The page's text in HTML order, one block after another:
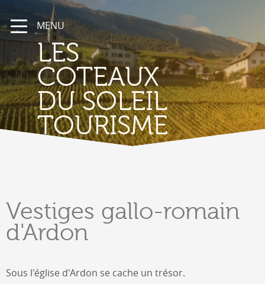
MENU
LES
COTEAUX
DU SOLEIL
TOURISME
Vestiges gallo-romain
d'Ardon
Sous l'église d'Ardon se cache un trésor.